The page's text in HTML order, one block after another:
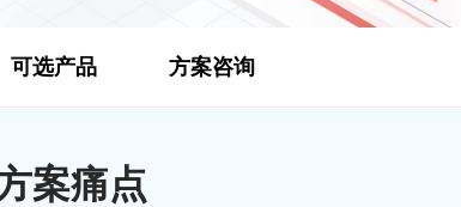
可选产品 方案咨询
案痛点